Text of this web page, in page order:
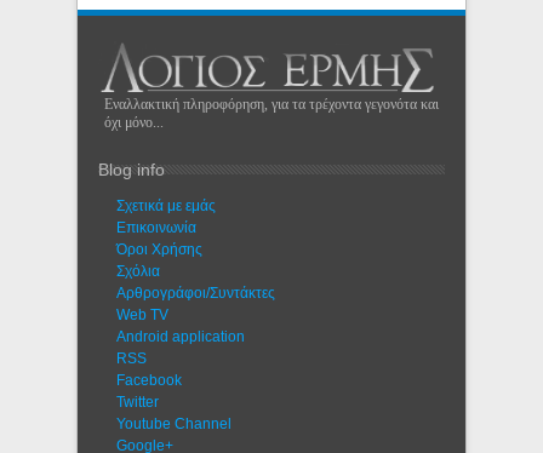
Εναλλακτική πληροφόρηση, για τα τρέχοντα γεγονότα και
όχι μόνο...
Blog info
Σχετικά με εμάς
Eπικοινωνία
Όροι Χρήσης
Σχόλια
Αρθρογράφοι/Συντάκτες
Web TV
Android application
RSS
Facebook
Twitter
Youtube Channel
Google+